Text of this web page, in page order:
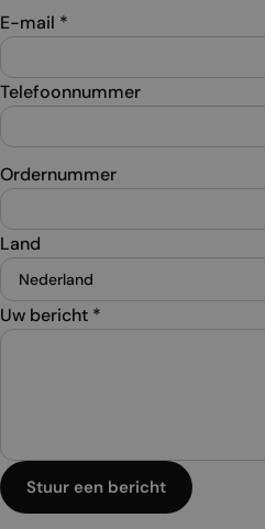
E-mail *
Telefoonnummer
Ordernummer
Land
Uw bericht *
Stuur een bericht